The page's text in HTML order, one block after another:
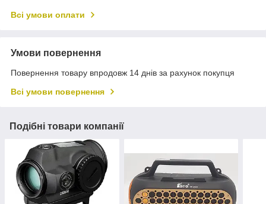
Всі умови оплати
Умови повернення
Повернення товару впродовж 14 днів за рахунок покупця
Всі умови повернення
Подібні товари компанії